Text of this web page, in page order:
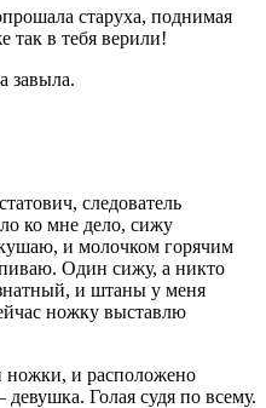
старуха, поднимая
в тебя верили!
завыла.
следователь
ко мне дело, сижу
и молочком горячим
Один сижу, а никто
и штаны у меня
ножку выставлю
ножки, и расположено
Голая судя по всему.